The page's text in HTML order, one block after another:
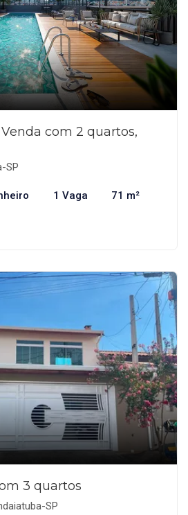
com 2 quartos,
SP
1 Vaga 71 m²
3 quartos
SP